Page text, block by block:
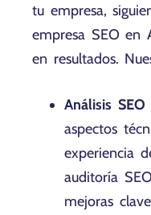
tu empresa,
empresa SEO en
en resultados.
Análisis
aspectos
experiencia
auditoría
mejoras